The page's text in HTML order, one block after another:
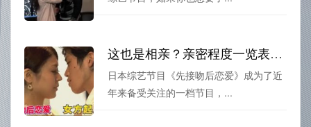
这也是相亲？亲密程度一览表——谈先接吻后恋爱35期
日本综艺节目《先接吻后恋爱》成为了近
年来备受关注的一档节目，...